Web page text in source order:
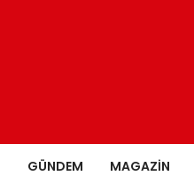
GÜNDEM MAGAZIN